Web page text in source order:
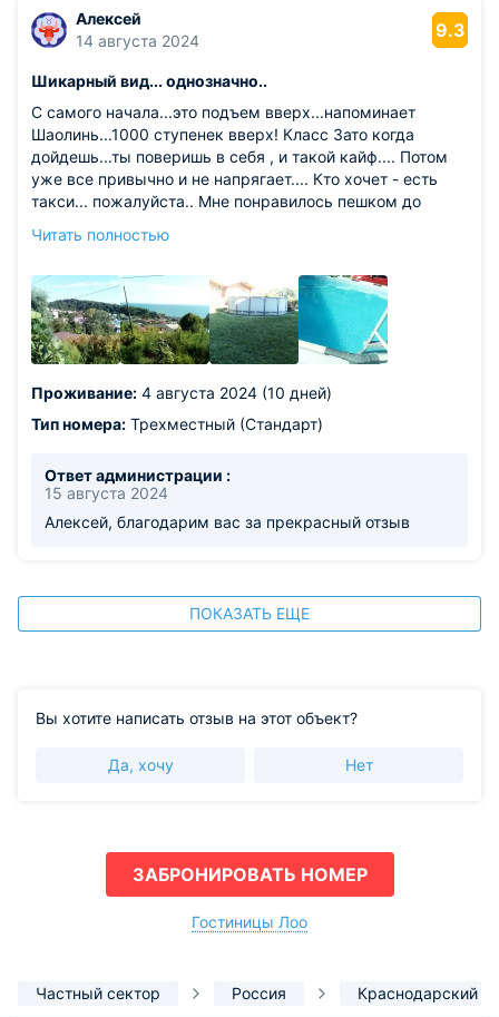
Алексей
14 августа 2024
9.3
Шикарный вид... однозначно..
С самого начала...это подъем вверх...напоминает
Шаолинь...1000 ступенек вверх! Класс Зато когда
дойдешь...ты поверишь в себя , и такой кайф.... Потом
уже все привычно и не напрягает.... Кто хочет - есть
такси... пожалуйста.. Мне понравилось пешком до
Из недостатков: до замечаний ли за такую сумму... И
Читать полностью
Проживание: 4 августа 2024 (10 дней)
Тип номера: Трехместный (Стандарт)
Ответ администрации :
15 августа 2024
Алексей, благодарим вас за прекрасный отзыв
ПОКАЗАТЬ ЕЩЕ
Вы хотите написать отзыв на этот объект?
Да, хочу Нет
ЗАБРОНИРОВАТЬ НОМЕР
Гостиницы Лоо
Частный сектор Россия Краснодарский